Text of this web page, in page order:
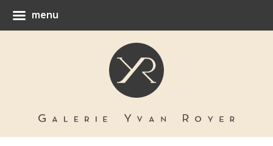
menu